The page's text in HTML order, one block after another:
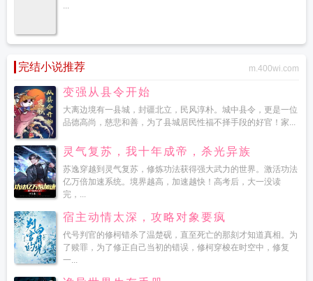
...
完结小说推荐 m.400wi.com
变强从县令开始
大离边境有一县城，封疆北立，民风淳朴。城中县令，更是一位
品德高尚，慈悲和善，为了县城居民性福不择手段的好官！家...
灵气复苏，我十年成帝，杀光异族
苏逸穿越到灵气复苏，修炼功法获得强大武力的世界。激活功法
亿万倍加速系统。境界越高，加速越快！高考后，大一没读
完，...
宿主动情太深，攻略对象要疯
代号判官的修柯错杀了温楚砚，直至死亡的那刻才知道真相。为
了赎罪，为了修正自己当初的错误，修柯穿梭在时空中，修复
一...